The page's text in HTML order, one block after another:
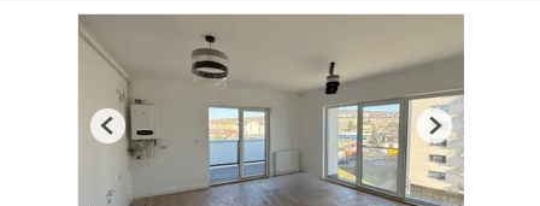
Previous Next